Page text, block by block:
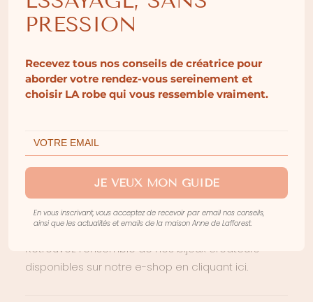
témoins. Un bijou que l’on choisit sans hésiter… et
que l’on porte longtemps après le mariage.
Perles d’eau douce et acier inoxydable.
Evitez l’eau, les parfums ou les produits d’entretien
afin de le garder le plus longtemps possible.
Découvrez nos looks sur Instagram
@annedelafforest.
Retrouvez l’ensemble de nos bijoux créateurs
disponibles sur notre e-shop en cliquant ici.
PRESSION
Recevez tous nos conseils de créatrice pour
aborder votre rendez-vous sereinement et
choisir LA robe qui vous ressemble vraiment.
JE VEUX MON GUIDE
En vous inscrivant, vous acceptez de recevoir par email nos conseils,
ainsi que les actualités et emails de la maison Anne de Lafforest.